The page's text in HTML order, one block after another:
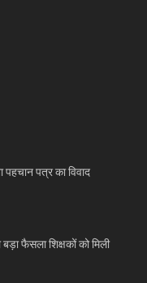
पत्र का विवाद
फैसला शिक्षकों को मिली